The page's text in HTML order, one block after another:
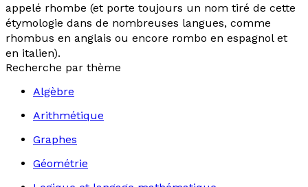
appelé rhombe (et porte toujours un nom tiré de cette
étymologie dans de nombreuses langues, comme
rhombus en anglais ou encore rombo en espagnol et
en italien).
Recherche par thème
Algèbre
Arithmétique
Graphes
Géométrie